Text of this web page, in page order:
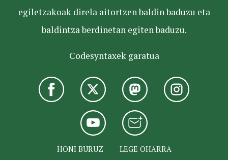
egiletzakoak direla aitortzen baldin baduzu eta
baldintza berdinetan egiten baduzu.
Codesyntaxek garatua
HONI BURUZ
LEGE OHARRA